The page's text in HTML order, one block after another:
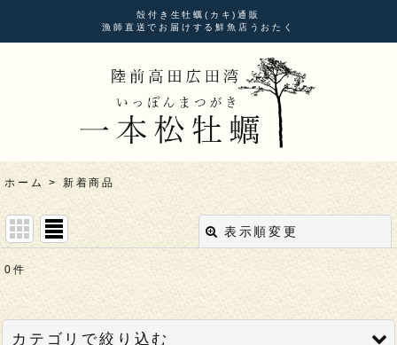
殻付き生牡蠣(カキ)通販
漁師直送でお届けする鮮魚店うおたく
ホーム > 新着商品
表示順変更
表示数
並び順 :
0 件
カテゴリで絞り込む